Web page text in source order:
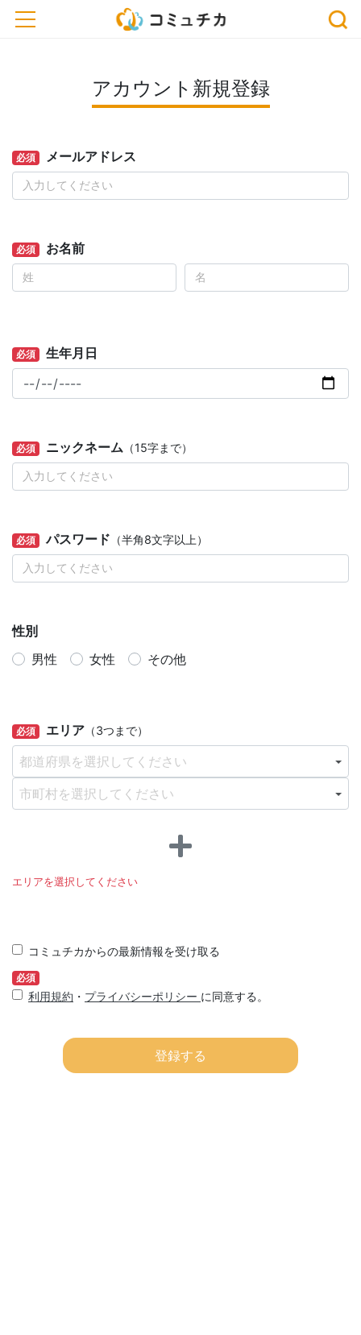
toggle navigation
アカウント新規登録
必須 メールアドレス
必須 お名前
必須 生年月日
必須 ニックネーム （15字まで）
必須 パスワード （半角8文字以上）
性別
男性
女性 その他
必須 エリア（3つまで）
都道府県を選択してください
市町村を選択してください
エリアを選択してください
コミュチカからの最新情報を受け取る
必須
利用規約 ・ プライバシーポリシー に同意する。
登録する